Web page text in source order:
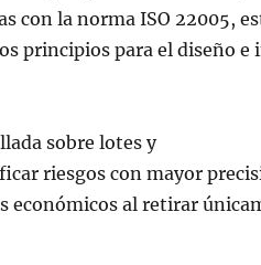
con la norma ISO 22005,
principios para el diseño e
sobre lotes y
riesgos con mayor
económicos al retirar